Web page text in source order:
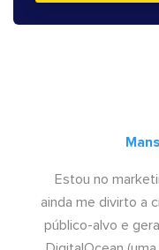
Estou no
ainda me divirto a
público-alvo e